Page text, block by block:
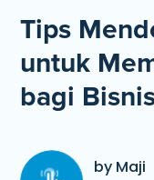
Tips
untuk
bagi
by Maji